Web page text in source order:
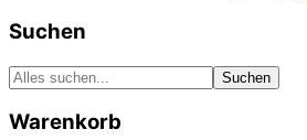
Suchen
Suchen
Warenkorb